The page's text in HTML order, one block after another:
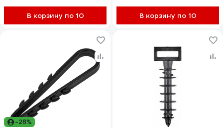
В корзину по 10 В корзину по 10
-28%